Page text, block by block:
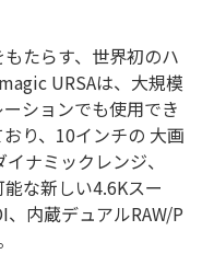
たらす、世界初のハ
URSAは、大規模
ションでも使用でき
り、10インチの 大画
ナミックレンジ、
な新しい4.6Kスー
内蔵デュアルRAW/P